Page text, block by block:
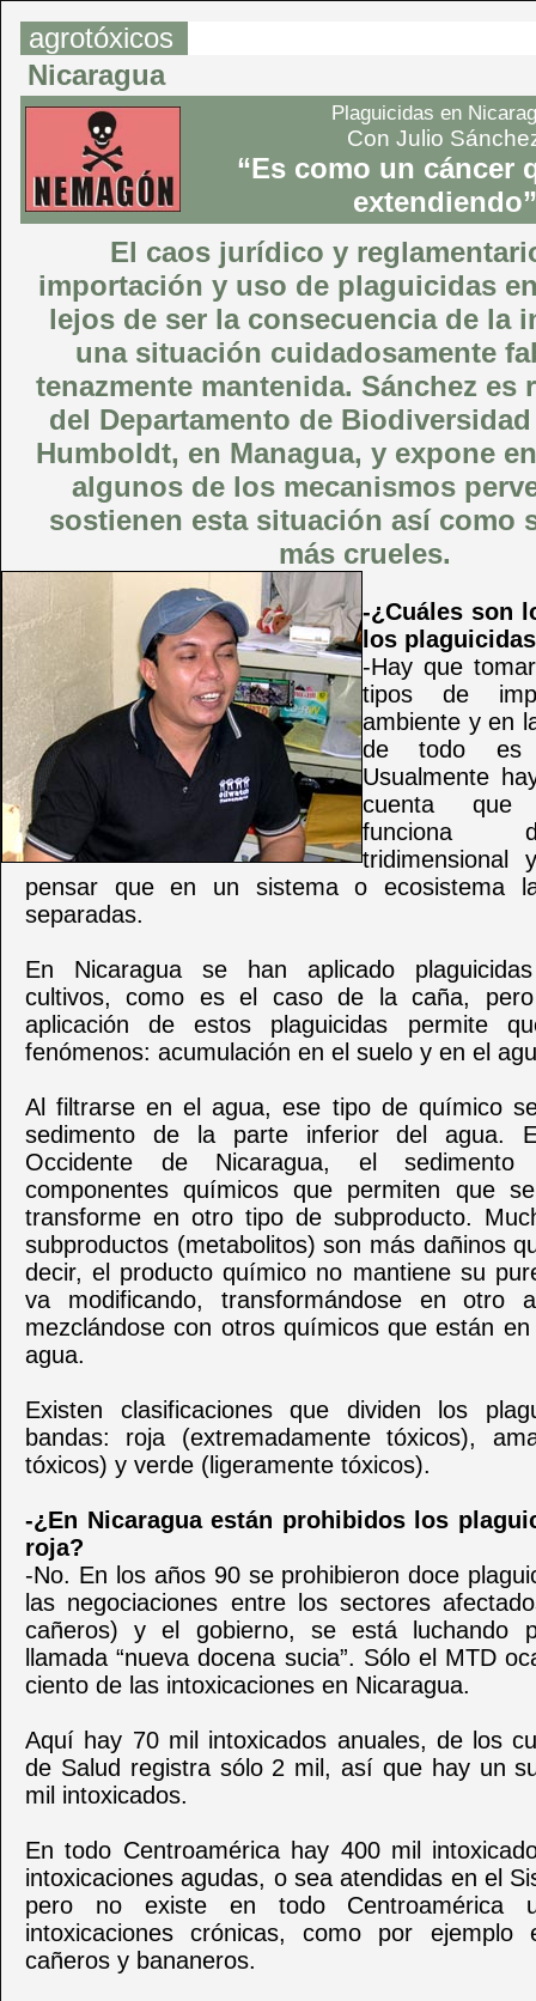
agrotóxicos
Nicaragua
Plaguicidas en
Con Julio
“Es como un cáncer
extendiendo”
El caos jurídico y
importación y uso de plaguicidas
lejos de ser la consecuencia de la
una situación cuidadosamente
tenazmente mantenida. Sánchez es
del Departamento de
Humboldt, en Managua, y expone
algunos de los mecanismos
sostienen esta situación así como
más crueles.
-¿Cuáles son
los
-Hay que
tipos de
ambiente y en
de todo es
Usualmente
cuenta que
funciona
pensar que en un sistema o ecosistema
separadas.
En Nicaragua se han aplicado
cultivos, como es el caso de la caña,
aplicación de estos plaguicidas permite
fenómenos: acumulación en el suelo y en el
Al filtrarse en el agua, ese tipo de químico
sedimento de la parte inferior del agua.
Occidente de Nicaragua, el sedimento
componentes químicos que permiten que
transforme en otro tipo de subproducto.
subproductos (metabolitos) son más dañinos
decir, el producto químico no mantiene su
va modificando, transformándose en otro
mezclándose con otros químicos que están
agua.
Existen clasificaciones que dividen los
bandas: roja (extremadamente tóxicos),
tóxicos) y verde (ligeramente tóxicos).
-¿En Nicaragua están prohibidos los
roja?
-No. En los años 90 se prohibieron doce
las negociaciones entre los sectores
cañeros) y el gobierno, se está luchando
llamada “nueva docena sucia”. Sólo el MTD
ciento de las intoxicaciones en Nicaragua.
Aquí hay 70 mil intoxicados anuales, de los
de Salud registra sólo 2 mil, así que hay un
mil intoxicados.
En todo Centroamérica hay 400 mil
intoxicaciones agudas, o sea atendidas en el
pero no existe en todo Centroamérica
intoxicaciones crónicas, como por
cañeros y bananeros.